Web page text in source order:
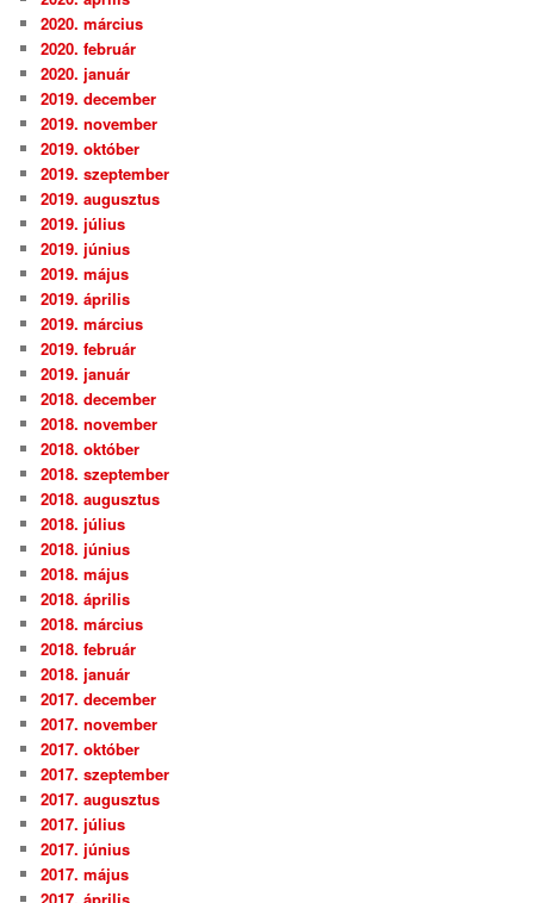
2020. március
2020. február
2020. január
2019. december
2019. november
2019. október
2019. szeptember
2019. augusztus
2019. július
2019. június
2019. május
2019. április
2019. március
2019. február
2019. január
2018. december
2018. november
2018. október
2018. szeptember
2018. augusztus
2018. július
2018. június
2018. május
2018. április
2018. március
2018. február
2018. január
2017. december
2017. november
2017. október
2017. szeptember
2017. augusztus
2017. július
2017. június
2017. május
2017. április